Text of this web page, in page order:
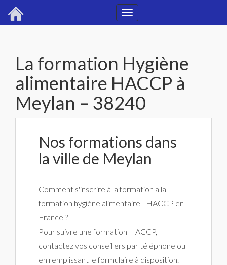
Toggle
La formation Hygiène
alimentaire HACCP à
Meylan – 38240
Nos formations dans
la ville de Meylan
Comment s'inscrire à la formation a la
formation hygiène alimentaire - HACCP en
France ?
Pour suivre une formation HACCP,
contactez vos conseillers par téléphone ou
en remplissant le formulaire à disposition.